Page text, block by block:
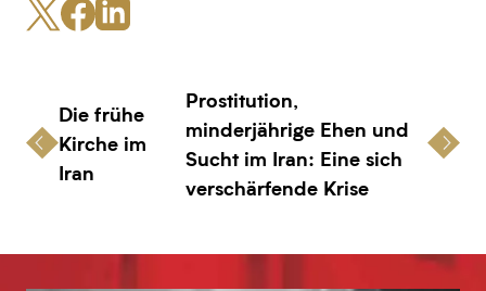
Die frühe
Kirche im
Iran
Prostitution,
minderjährige Ehen und
Sucht im Iran: Eine sich
verschärfende Krise